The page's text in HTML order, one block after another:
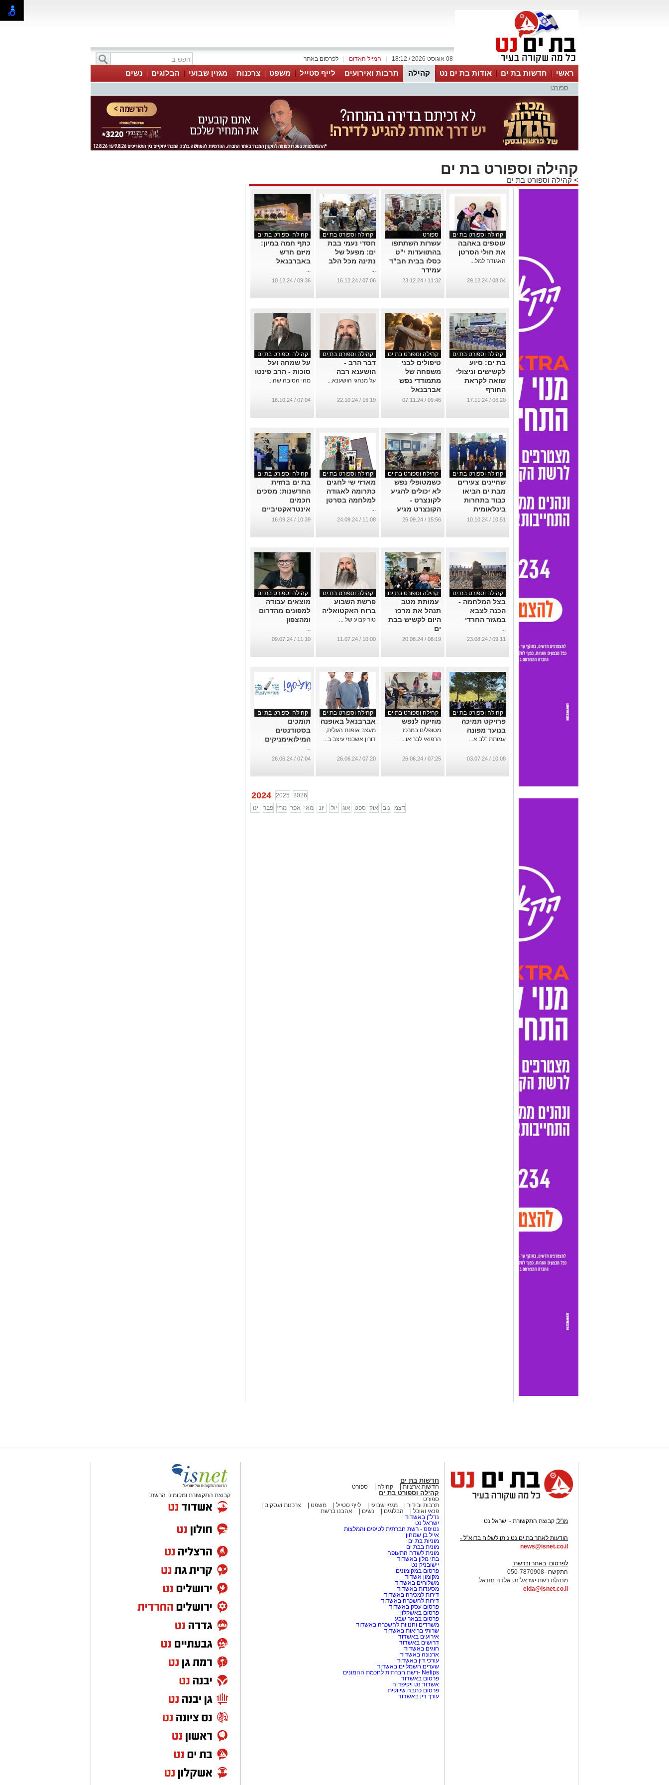
לפרסום באתר המייל האדום 08 אוגוסט 2026 / 18:12
ראשי חדשות בת ים אודות בת ים נט קהילה תרבות ואירועים לייף סטייל משפט צרכנות מגזין שבועי הבלוגים נשים
ספורט
קהילה וספורט בת ים
> קהילה וספורט בת ים
קהילה וספורט בת ים
עוטפים באהבה
את חולי הסרטן
האגודה למל...
08:04 / 29.12.24
ספורט
עשרות השתתפו
בהתוועדות י"ט
כסלו בבית חב"ד
עמידר
...
11:32 / 23.12.24
קהילה וספורט בת ים
חסדי נעמי בבת
ים: מפעל של
נתינה מכל הלב
...
07:06 / 16.12.24
קהילה וספורט בת ים
כתף חמה במיון:
מיזם חדש
באברבנאל
...
09:36 / 10.12.24
קהילה וספורט בת ים
בת ים: סיוע
לקשישים וניצולי
שואה לקראת
החורף
...
06:20 / 17.11.24
קהילה וספורט בת ים
טיפולים לבני
משפחה של
מתמודדי נפש
אברבנאל
...
09:46 / 07.11.24
קהילה וספורט בת ים
דבר הרב -
הושענא רבה
על מנהגי הושענא...
16:19 / 22.10.24
קהילה וספורט בת ים
על שמחה ועל
סוכות - הרב פינטו
מהי הסיבה שה...
07:04 / 16.10.24
קהילה וספורט בת ים
שחיינים צעירים
מבת ים הביאו
כבוד בתחרות
בינלאומית
...
10:51 / 10.10.24
קהילה וספורט בת ים
כשמטופלי נפש
לא יכולים להגיע
לקונצרט -
הקונצרט מגיע
אליהם
15:56 / 26.09.24
קהילה וספורט בת ים
מארזי שי לחגים
כתרומה לאגודה
למלחמה בסרטן
...
11:08 / 24.09.24
קהילה וספורט בת ים
בת ים בחזית
החדשנות: מסכים
חכמים
אינטראקטיביים
באורט מלטון
10:39 / 16.09.24
קהילה וספורט בת ים
בצל המלחמה -
הכנה לצבא
במגזר החרדי
...
09:11 / 23.08.24
קהילה וספורט בת ים
עמותת מטב
תנהל את מרכז
היום לקשיש בבת
ים
...
08:19 / 20.08.24
קהילה וספורט בת ים
פרשת השבוע
ברוח האקטואליה
טור קבוע של ...
10:00 / 11.07.24
קהילה וספורט בת ים
מוצאים עבודה
למפונים מהדרום
ומהצפון
...
11:10 / 09.07.24
קהילה וספורט בת ים
פרויקט תמיכה
בנוער מפונה
עמותת "לב א...
10:08 / 03.07.24
קהילה וספורט בת ים
מוזיקה לנפש
מטופלים במרכז
הרפואי לבריאו...
07:25 / 26.06.24
קהילה וספורט בת ים
אברבנאל באופנה
מעצב אופנת העלית,
דורון אשכנזי עיצב ב...
07:20 / 26.06.24
קהילה וספורט בת ים
תומכים
בסטודנטים
המילואימניקים
...
07:04 / 26.06.24
2024 2025 2026
ינו
פבר מרץ אפר מאי יונ יול אוג ספט אוק נוב דצמ
מו"ל: קבוצת התקשורת - ישראל נט
הודעות לאתר בת ים נט ניתן לשלוח בדוא"ל -
news@isnet.co.il
לפרסום באתר וברשת:
התקשרו -050-7870908
מנהלת רשת ישראל נט אלדה נתנאל
elda@isnet.co.il
חדשות בת ים
חדשות ארציות קהילה ספורט
קהילה וספורט בת ים
ספורט
תרבות ובידור
מגזין שבועי לייף סטייל משפט
צרכנות ועסקים
פנאי ואוכל
הבלוגים נשים
אהבנו ברשת
נדל"ן באשדוד
ישראל נט
נטיפס - רשת חברתית לטיפים והמלצות
אייל בן שמחון
מוניות בת ים
מונית בבת ים
מונית לשדה התעופה
בתי מלון באשדוד
יישובניק נט
פרסום במקומונים
מקומון אשדוד
משלוחים באשדוד
מסעדות באשדוד
דירות למכירה באשדוד
דירות להשכרה באשדוד
פרסום עסק באשדוד
פרסום באשקלון
פרסום בבאר שבע
משרדים וחנויות להשכרה באשדוד
שרותי בריאות באשדוד
אירועים באשדוד
דרושים באשדוד
חוגים באשדוד
ארנונה באשדוד
עורכי דין באשדוד
שערים חשמליים באשדוד
Netips -רשת חברתית לחכמת ההמונים
פרסום באשדוד
אשדוד נט ויקיפדיה
פרסום כתבה שיווקית
עורך דין באשדוד
קבוצת התקשורת ומקומוני הרשת: